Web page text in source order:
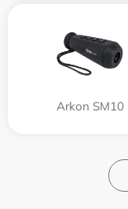
Arkon SM10